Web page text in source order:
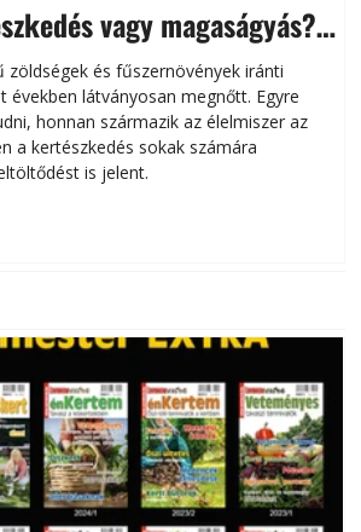
vagy magaságyás?
kertészkedés
zöldségek és fűszernövények iránti
években látványosan megnőtt. Egyre
honnan származik az élelmiszer az
a kertészkedés sokak számára
is jelent.